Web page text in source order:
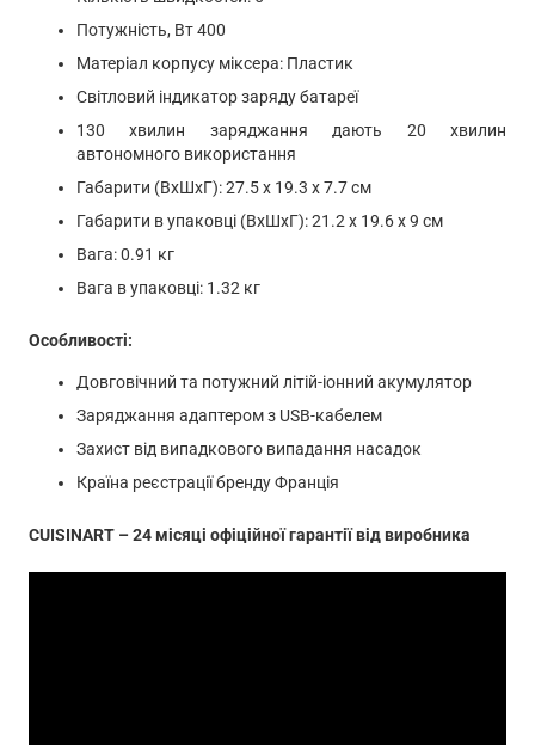
Потужність, Вт 400
Матеріал корпусу міксера: Пластик
Світловий індикатор заряду батареї
130 хвилин заряджання дають 20 хвилин
автономного використання
Габарити (ВхШхГ): 27.5 x 19.3 x 7.7 см
Габарити в упаковці (ВхШхГ): 21.2 x 19.6 x 9 см
Вага: 0.91 кг
Вага в упаковці: 1.32 кг
Особливості:
Довговічний та потужний літій-іонний акумулятор
Заряджання адаптером з USB-кабелем
Захист від випадкового випадання насадок
Країна реєстрації бренду Франція
CUISINART – 24 місяці офіційної гарантії від виробника